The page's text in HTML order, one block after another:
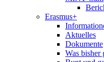
Erasmus+
Aktuelles
Dokumente
Was bisher